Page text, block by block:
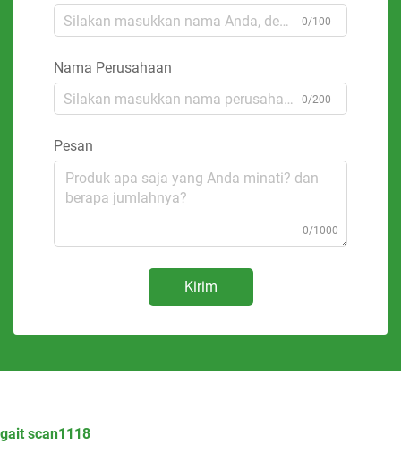
0/100
Nama Perusahaan
0/200
Pesan
0/1000
Kirim
gait scan1118